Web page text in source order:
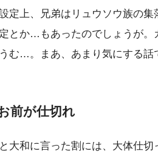
定上、兄弟はリュウソウ族の
とか…もあったのでしょうが。
む…。まあ、あまり気にする話
前が仕切れ
大和に言った割には、大体仕切